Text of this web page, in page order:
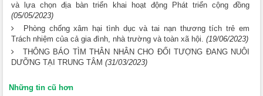
và lựa chọn địa bàn triển khai hoạt động Phát triển cộng đồng
(05/05/2023)
Phòng chống xâm hại tình dục và tai nạn thương tích trẻ em
Trách nhiệm của cả gia đình, nhà trường và toàn xã hội. (19/06/2023)
THÔNG BÁO TÌM THÂN NHÂN CHO ĐỐI TƯỢNG ĐANG NUÔI
DƯỠNG TẠI TRUNG TÂM (31/03/2023)
Những tin cũ hơn